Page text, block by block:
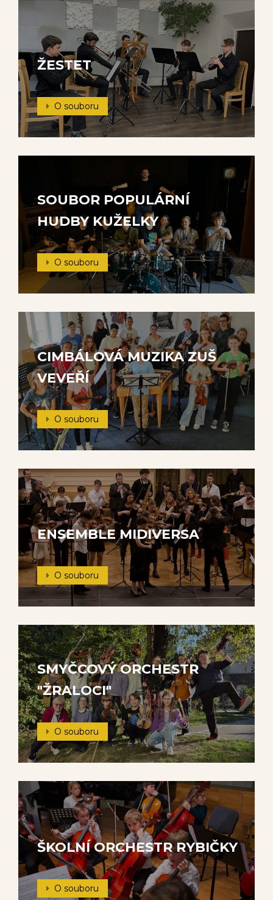
ŽESTET
O souboru
SOUBOR POPULÁRNÍ
HUDBY KUŽELKY
O souboru
CIMBÁLOVÁ MUZIKA ZUŠ
VEVEŘÍ
O souboru
ENSEMBLE MIDIVERSA
O souboru
SMYČCOVÝ ORCHESTR
"ŽRALOCI"
O souboru
ŠKOLNÍ ORCHESTR RYBIČKY
O souboru